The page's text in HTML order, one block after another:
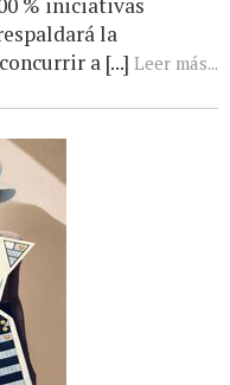
% iniciativas
la
a [...] Leer más...